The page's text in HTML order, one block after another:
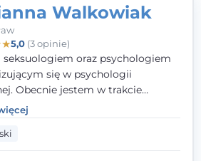
Walkowiak
★5,0(3 opinie)
seksuologiem oraz psychologiem
się w psychologii
Obecnie jestem w trakcie
na psychoterapeutę
Posiadam status członka
Wielkopolskiego
Terapii Systemowej oraz